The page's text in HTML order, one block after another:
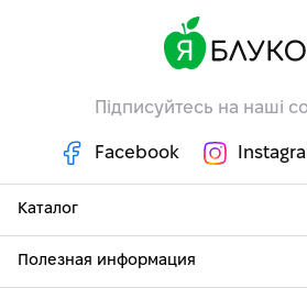
Підписуйтесь на наші
Facebook
Каталог
Полезная информация